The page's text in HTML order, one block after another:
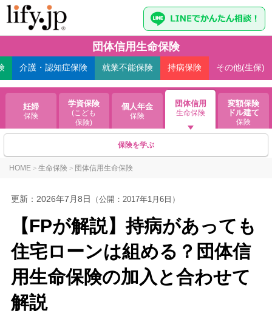
介護・認知症保険 就業不能保険 持病保険 その他(生保)
妊婦
保険
学資保険
(こども
保険)
個人年金
保険
団体信用
生命保険
変額保険
ドル建て
保険
団体信用生命保険
保険を学ぶ
HOME > 生命保険 > 団体信用生命保険
更新： 2026年7月8日 （公開：2017年1月6日）
【FPが解説】持病があっても
住宅ローンは組める？団体信
用生命保険の加入と合わせて
解説